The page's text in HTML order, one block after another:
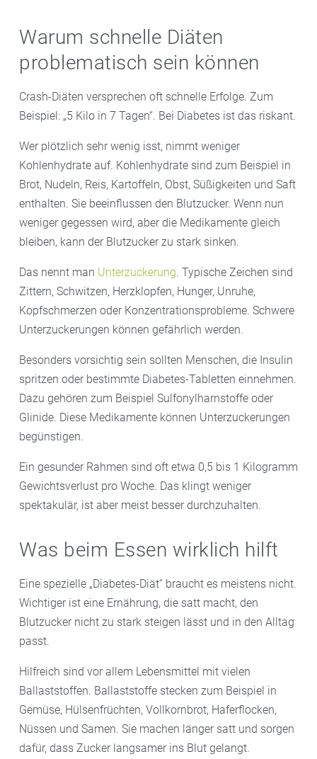
Warum schnelle Diäten
problematisch sein können
Crash-Diäten versprechen oft schnelle Erfolge. Zum
Beispiel: „5 Kilo in 7 Tagen“. Bei Diabetes ist das riskant.
Wer plötzlich sehr wenig isst, nimmt weniger
Kohlenhydrate auf. Kohlenhydrate sind zum Beispiel in
Brot, Nudeln, Reis, Kartoffeln, Obst, Süßigkeiten und Saft
enthalten. Sie beeinflussen den Blutzucker. Wenn nun
weniger gegessen wird, aber die Medikamente gleich
bleiben, kann der Blutzucker zu stark sinken.
Das nennt man Unterzuckerung. Typische Zeichen sind
Zittern, Schwitzen, Herzklopfen, Hunger, Unruhe,
Kopfschmerzen oder Konzentrationsprobleme. Schwere
Unterzuckerungen können gefährlich werden.
Besonders vorsichtig sein sollten Menschen, die Insulin
spritzen oder bestimmte Diabetes-Tabletten einnehmen.
Dazu gehören zum Beispiel Sulfonylharnstoffe oder
Glinide. Diese Medikamente können Unterzuckerungen
begünstigen.
Ein gesunder Rahmen sind oft etwa 0,5 bis 1 Kilogramm
Gewichtsverlust pro Woche. Das klingt weniger
spektakulär, ist aber meist besser durchzuhalten.
Was beim Essen wirklich hilft
Eine spezielle „Diabetes-Diät“ braucht es meistens nicht.
Wichtiger ist eine Ernährung, die satt macht, den
Blutzucker nicht zu stark steigen lässt und in den Alltag
passt.
Hilfreich sind vor allem Lebensmittel mit vielen
Ballaststoffen. Ballaststoffe stecken zum Beispiel in
Gemüse, Hülsenfrüchten, Vollkornbrot, Haferflocken,
Nüssen und Samen. Sie machen länger satt und sorgen
dafür, dass Zucker langsamer ins Blut gelangt.